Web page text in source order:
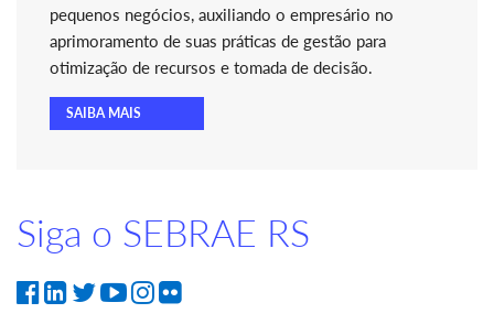
pequenos negócios, auxiliando o empresário no
aprimoramento de suas práticas de gestão para
otimização de recursos e tomada de decisão.
SAIBA MAIS
Siga o SEBRAE RS